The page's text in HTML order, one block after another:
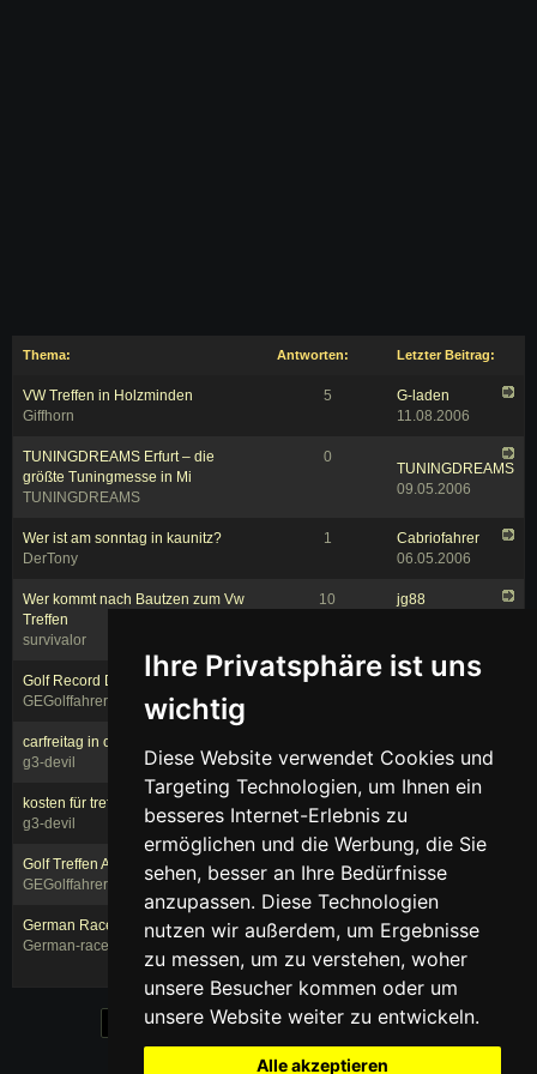
Ihre Privatsphäre ist uns
wichtig
Diese Website verwendet Cookies und
Targeting Technologien, um Ihnen ein
besseres Internet-Erlebnis zu
ermöglichen und die Werbung, die Sie
sehen, besser an Ihre Bedürfnisse
anzupassen. Diese Technologien
nutzen wir außerdem, um Ergebnisse
zu messen, um zu verstehen, woher
unsere Besucher kommen oder um
unsere Website weiter zu entwickeln.
Alle akzeptieren
Thema: Antworten: Letzter Beitrag:
VW Treffen in Holzminden
Giffhorn
5
G-laden
11.08.2006
TUNINGDREAMS Erfurt – die
größte Tuningmesse in Mi
TUNINGDREAMS
0
TUNINGDREAMS
09.05.2006
Wer ist am sonntag in kaunitz?
DerTony
1
Cabriofahrer
06.05.2006
Wer kommt nach Bautzen zum Vw
Treffen
survivalor
10
jg88
Golf Record Day 2006
GEGolffahrer
1
SPEEDDEVIL
carfreitag in osnabrück
g3-devil
14.04.2006
kosten für treffen
g3-devil
2
09.04.2006
Golf Treffen APRIL 2006
GEGolffahrer
DerTony
27.03.2006
German RaceWars 2006
German-racewars
0
German-
racewars
15.01.2006
« Zurück 1 2 3 ... 16 17 18 Weiter »